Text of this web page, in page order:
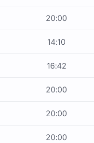
20:00
14:10
16:42
20:00
20:00
20:00